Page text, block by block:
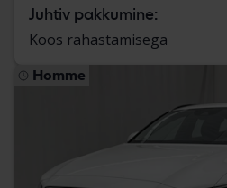
Juhtiv pakkumine:
Koos rahastamisega
Homme